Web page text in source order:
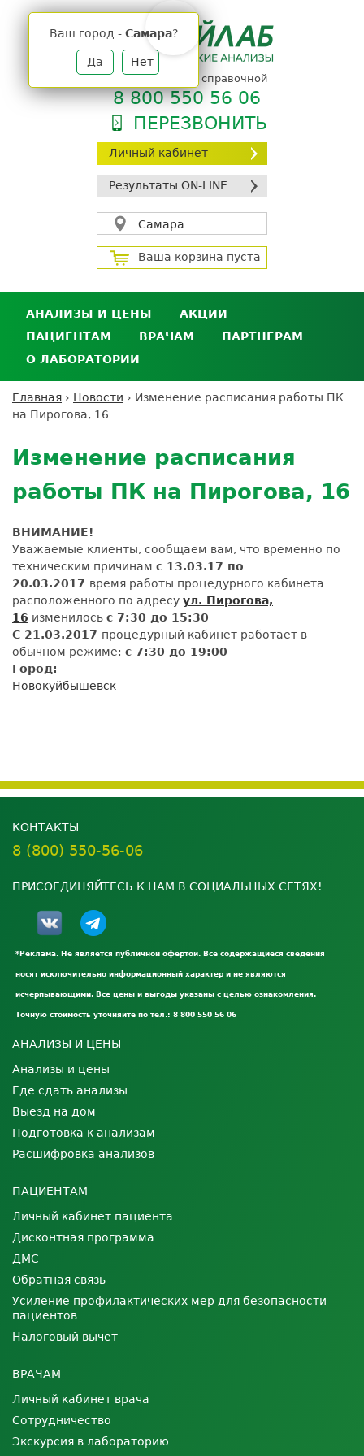
Личный кабинет
Результаты ON-LINE
Самара
Ваш город - Самара?
Да Нет
Ваша корзина пуста
телефон единой справочной
8 800 550 56 06
ПЕРЕЗВОНИТЬ
АНАЛИЗЫ И ЦЕНЫ
Анализы и цены
Где сдать анализы
Выезд на дом
Подготовка к анализам
АКЦИИ
ПАЦИЕНТАМ
Личный кабинет пациента
Дисконтная программа
ДМС
Усиление профилактических мер для
безопасности пациентов
ВРАЧАМ ПАРТНЕРАМ
кабинет
партнёра
Экскурсия в
О ЛАБОРАТОРИИ
Контроль качества
Документы
Вы
Главная › Новости › Изменение расписания работы ПК
на Пирогова, 16
to
top
Изменение расписания
работы ПК на Пирогова, 16
ВНИМАНИЕ!
Уважаемые клиенты, сообщаем вам, что временно по
техническим причинам с 13.03.17 по
20.03.2017 время работы процедурного кабинета
расположенного по адресу ул. Пирогова,
16 изменилось с 7:30 до 15:30
С 21.03.2017 процедурный кабинет работает в
обычном режиме: с 7:30 до 19:00
Город:
Новокуйбышевск
КОНТАКТЫ
8 (800) 550-56-06
ПРИСОЕДИНЯЙТЕСЬ К НАМ В СОЦИАЛЬНЫХ СЕТЯХ!
*Реклама. Не является публичной офертой. Все содержащиеся сведения
носят исключительно информационный характер и не являются
исчерпывающими. Все цены и выгоды указаны с целью ознакомления.
Точную стоимость уточняйте по тел.: 8 800 550 56 06
АНАЛИЗЫ И ЦЕНЫ
Анализы и цены
Где сдать анализы
Выезд на дом
Подготовка к анализам
Расшифровка анализов
ПАЦИЕНТАМ
Личный кабинет пациента
Дисконтная программа
ДМС
Обратная связь
Усиление профилактических мер для безопасности
пациентов
Налоговый вычет
ВРАЧАМ
Личный кабинет врача
Сотрудничество
Экскурсия в лабораторию